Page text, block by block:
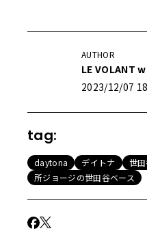
AUTHOR
LE VOLANT
2023/12/07
tag:
daytona デイトナ
世
所ジョージの世田谷ベース